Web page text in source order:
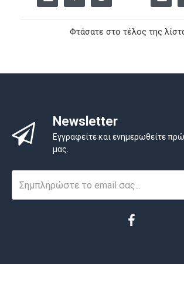
Φτάσατε στο τέλος της
Newsletter
Εγγραφείτε και ενημερωθείτε
μας.